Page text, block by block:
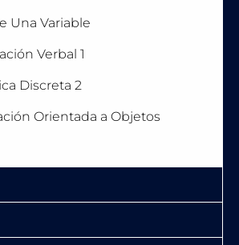
Una Variable
Verbal 1
Discreta 2
Orientada a Objetos